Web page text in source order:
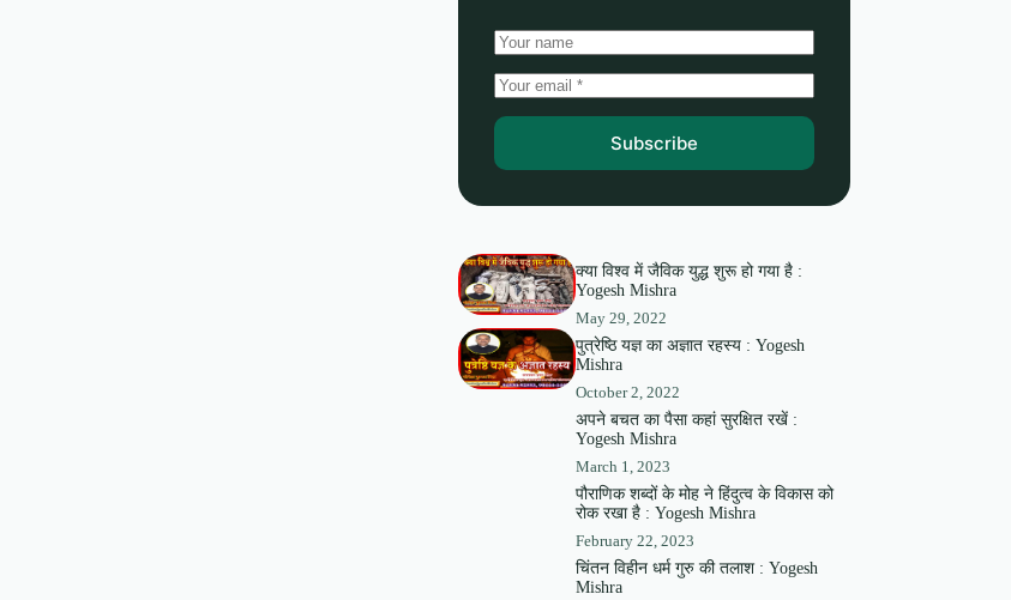
Subscribe
क्या विश्व में जैविक युद्ध शुरू हो गया है :
Yogesh Mishra
May 29, 2022
पुत्रेष्ठि यज्ञ का अज्ञात रहस्य : Yogesh
Mishra
October 2, 2022
अपने बचत का पैसा कहां सुरक्षित रखें :
Yogesh Mishra
March 1, 2023
पौराणिक शब्दों के मोह ने हिंदुत्व के विकास को
रोक रखा है : Yogesh Mishra
February 22, 2023
चिंतन विहीन धर्म गुरु की तलाश : Yogesh
Mishra